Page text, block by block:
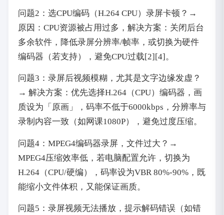
问题2：选CPU编码（H.264 CPU）录屏卡顿？→
原因：CPU资源被占用过多，解决方案：关闭后台
多余软件，降低录屏分辨率/帧率，或切换为硬件
编码器（若支持），避免CPU过载[2][4]。
问题3：录屏后视频模糊，尤其是文字边缘发虚？
→ 解决方案：优先选择H.264（CPU）编码器，画
质设为「原画」，码率不低于6000kbps，分辨率与
录制内容一致（如网课1080P），避免过度压缩。
问题4：MPEG4编码器录屏，文件过大？→
MPEG4压缩效率低，若电脑配置允许，切换为
H.264（CPU/硬编），码率设为VBR 80%-90%，既
能缩小文件体积，又能保证画质。
问题5：录屏视频无法播放，提示解码错误（如错